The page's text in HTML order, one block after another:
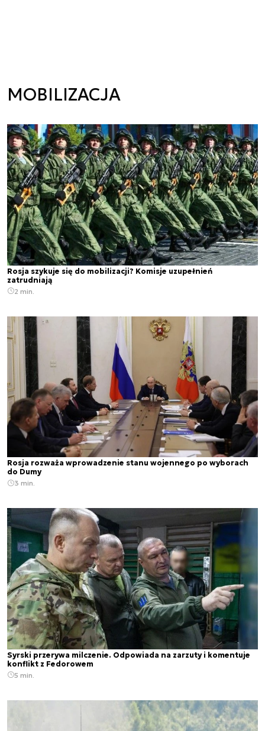
MOBILIZACJA
Rosja szykuje się do mobilizacji? Komisje uzupełnień
zatrudniają
2 min.
Rosja rozważa wprowadzenie stanu wojennego po wyborach
do Dumy
3 min.
Syrski przerywa milczenie. Odpowiada na zarzuty i komentuje
konflikt z Fedorowem
5 min.